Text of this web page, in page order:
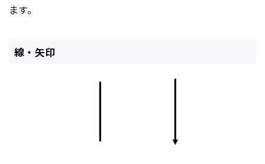
ます。
線・矢印